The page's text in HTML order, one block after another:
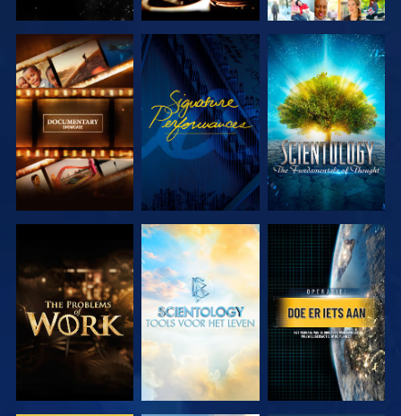
VERKEN DE
SERIE
KIJK
VERKEN DE
SERIE
VERKEN DE
SERIE
VERKEN DE
SERIE
KIJK